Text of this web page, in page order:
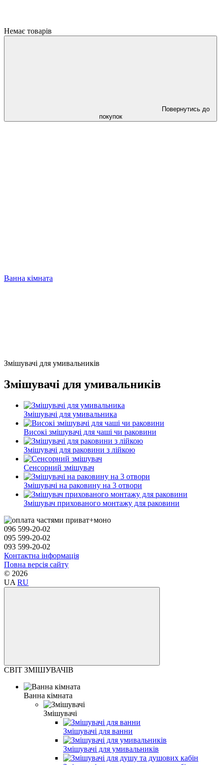
Немає товарів
Повернутись до
покупок
Ванна кімната
Змішувачі для умивальників
Змішувачі для умивальників
Змішувачі для умивальника
Високі змішувачі для чаші чи раковини
Змішувачі для раковини з лійкою
Сенсорний змішувач
Змішувачі на раковину на 3 отвори
Змішувач прихованого монтажу для раковини
096 599-20-02
095 599-20-02
093 599-20-02
Контактна інформація
Повна версія сайту
© 2026
UA RU
СВІТ ЗМІШУВАЧІВ
Ванна кімната
Змішувачі
Змішувачі для ванни
Змішувачі для умивальників